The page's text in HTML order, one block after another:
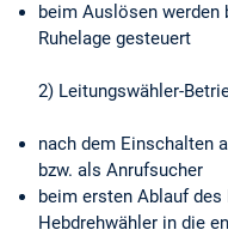
beim Auslösen
Ruhelage gesteuert
2) Leitungswähler-
nach dem Einschalten
bzw. als Anrufsucher
beim ersten Ablauf
Hebdrehwähler in die